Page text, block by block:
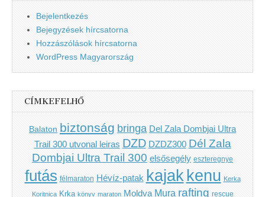
Bejelentkezés
Bejegyzések hírcsatorna
Hozzászólások hírcsatorna
WordPress Magyarország
CÍMKEFELHŐ
Balaton biztonság bringa Del Zala Dombjai Ultra
Trail 300 utvonal leiras DZD DZDZ300 Dél Zala
Dombjai Ultra Trail 300 elsősegély eszteregnye
futás félmaraton Hévíz-patak kajakkenu Kerka
Koritnica Krka könyv maraton Moldva Mura rafting rescue